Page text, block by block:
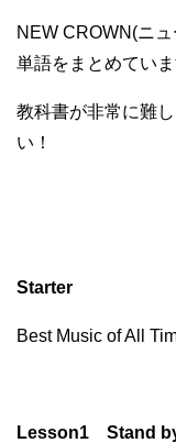
NEW CROWN(ニ
単語をまとめていま
教科書が非常に難
い！
Starter
Best Music of All
Lesson1 Stand